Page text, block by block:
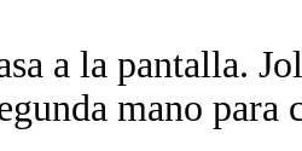
a la pantalla.
mano para